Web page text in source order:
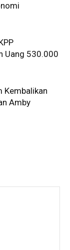
Uang 530.000
Kembalikan
Amby